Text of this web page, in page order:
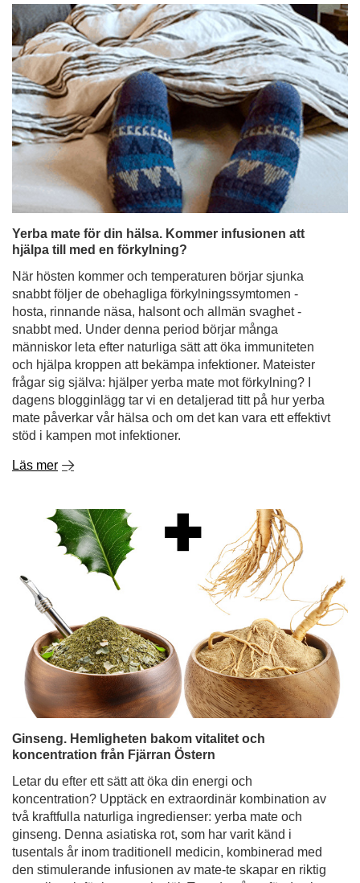
Yerba mate för din hälsa. Kommer infusionen att
hjälpa till med en förkylning?
När hösten kommer och temperaturen börjar sjunka
snabbt följer de obehagliga förkylningssymtomen -
hosta, rinnande näsa, halsont och allmän svaghet -
snabbt med. Under denna period börjar många
människor leta efter naturliga sätt att öka immuniteten
och hjälpa kroppen att bekämpa infektioner. Mateister
frågar sig själva: hjälper yerba mate mot förkylning? I
dagens blogginlägg tar vi en detaljerad titt på hur yerba
mate påverkar vår hälsa och om det kan vara ett effektivt
stöd i kampen mot infektioner.
Läs mer
Ginseng. Hemligheten bakom vitalitet och
koncentration från Fjärran Östern
Letar du efter ett sätt att öka din energi och
koncentration? Upptäck en extraordinär kombination av
två kraftfulla naturliga ingredienser: yerba mate och
ginseng. Denna asiatiska rot, som har varit känd i
tusentals år inom traditionell medicin, kombinerad med
den stimulerande infusionen av mate-te skapar en riktig